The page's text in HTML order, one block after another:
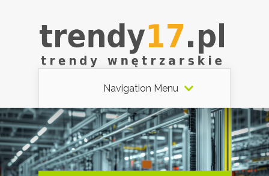
Navigation Menu